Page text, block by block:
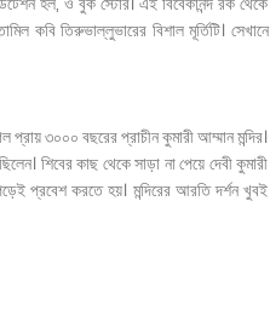
কবি তিরুভাল্লুভারের বিশাল মূর্তিটি। সেখানে
প্রায় ৩০০০ বছরের প্রাচীন কুমারী আম্মান মন্দির।
শিবের কাছ থেকে সাড়া না পেয়ে দেবী কুমারী
প্রবেশ করতে হয়। মন্দিরের আরতি দর্শন খুবই